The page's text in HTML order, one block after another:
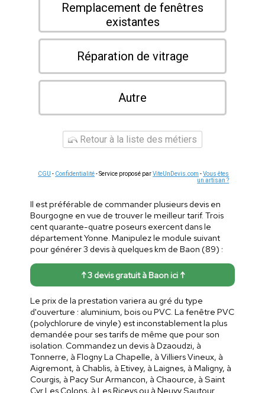
Remplacement de fenêtres
existantes
Réparation de vitrage
Autre
Retour à la liste des métiers
CGU - Confidentialité- Service proposé parViteUnDevis.com -Vous êtes
un artisan ?
Il est préférable de commander plusieurs devis en
Bourgogne en vue de trouver le meilleur tarif. Trois
cent quarante-quatre poseurs exercent dans le
département Yonne. Manipulez le module suivant
pour générer 3 devis à quelques km de Baon (89) :
↑ 3 devis gratuit à Baon ici ↑
Le prix de la prestation variera au gré du type
d'ouverture : aluminium, bois ou PVC. La fenêtre PVC
(polychlorure de vinyle) est inconstablement la plus
demandée pour ses tarifs de même que pour son
isolation. Commandez un devis à Dzaoudzi, à
Tonnerre, à Flogny La Chapelle, à Villiers Vineux, à
Aigremont, à Chablis, à Etivey, à Laignes, à Maligny, à
Courgis, à Pacy Sur Armancon, à Chaource, à Saint
Cyr Les Colons, à Les Riceys ou à Neuvy Sautour.